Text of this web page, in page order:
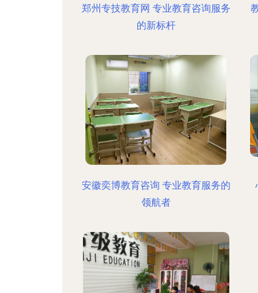
郑州专技教育网 专业教育咨询服务
的新标杆
安徽奕博教育咨询 专业教育服务的
领航者